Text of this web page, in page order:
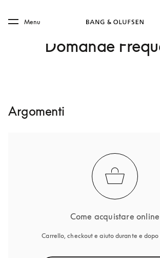
Skip to main footer
Menu
Domande
Argomenti
Come acquistare online
Carrello, checkout e aiuto durante e dopo